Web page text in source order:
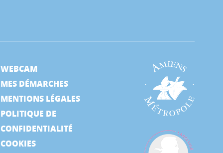
WEBCAM
MES DÉMARCHES
MENTIONS LÉGALES
POLITIQUE DE
CONFIDENTIALITÉ
COOKIES